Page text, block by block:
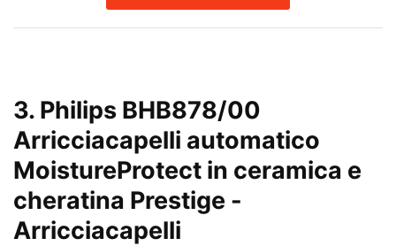
3. Philips BHB878/00
Arricciacapelli automatico
MoistureProtect in ceramica e
cheratina Prestige -
Arricciacapelli